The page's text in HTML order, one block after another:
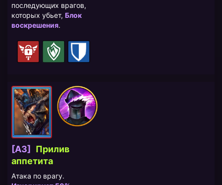
последующих врагов,
которых убьет, Блок
воскрешения.
[A3] Прилив
аппетита
Атака по врагу.